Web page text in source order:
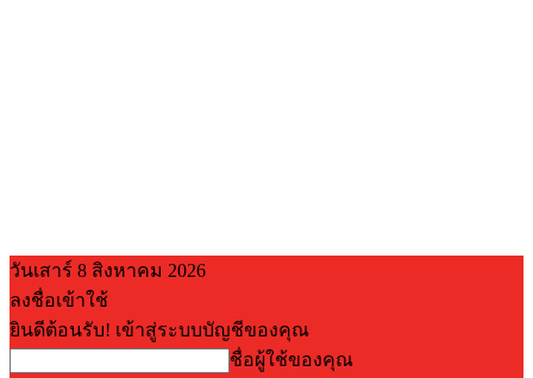
วันเสาร์ 8 สิงหาคม 2026
ลงชื่อเข้าใช้
ยินดีต้อนรับ! เข้าสู่ระบบบัญชีของคุณ
ชื่อผู้ใช้ของคุณ